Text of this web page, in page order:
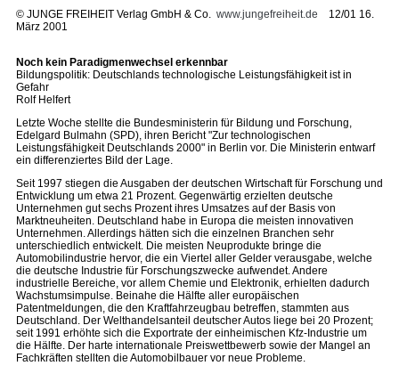
© JUNGE FREIHEIT Verlag GmbH & Co. www.jungefreiheit.de 12/01 16.
März 2001
Noch kein Paradigmenwechsel erkennbar
Bildungspolitik: Deutschlands technologische Leistungsfähigkeit ist in
Gefahr
Rolf Helfert
Letzte Woche stellte die Bundesministerin für Bildung und Forschung,
Edelgard Bulmahn (SPD), ihren Bericht "Zur technologischen
Leistungsfähigkeit Deutschlands 2000" in Berlin vor. Die Ministerin entwarf
ein differenziertes Bild der Lage.
Seit 1997 stiegen die Ausgaben der deutschen Wirtschaft für Forschung und
Entwicklung um etwa 21 Prozent. Gegenwärtig erzielten deutsche
Unternehmen gut sechs Prozent ihres Umsatzes auf der Basis von
Marktneuheiten. Deutschland habe in Europa die meisten innovativen
Unternehmen. Allerdings hätten sich die einzelnen Branchen sehr
unterschiedlich entwickelt. Die meisten Neuprodukte bringe die
Automobilindustrie hervor, die ein Viertel aller Gelder verausgabe, welche
die deutsche Industrie für Forschungszwecke aufwendet. Andere
industrielle Bereiche, vor allem Chemie und Elektronik, erhielten dadurch
Wachstumsimpulse. Beinahe die Hälfte aller europäischen
Patentmeldungen, die den Kraftfahrzeugbau betreffen, stammten aus
Deutschland. Der Welthandelsanteil deutscher Autos liege bei 20 Prozent;
seit 1991 erhöhte sich die Exportrate der einheimischen Kfz-Industrie um
die Hälfte. Der harte internationale Preiswettbewerb sowie der Mangel an
Fachkräften stellten die Automobilbauer vor neue Probleme.